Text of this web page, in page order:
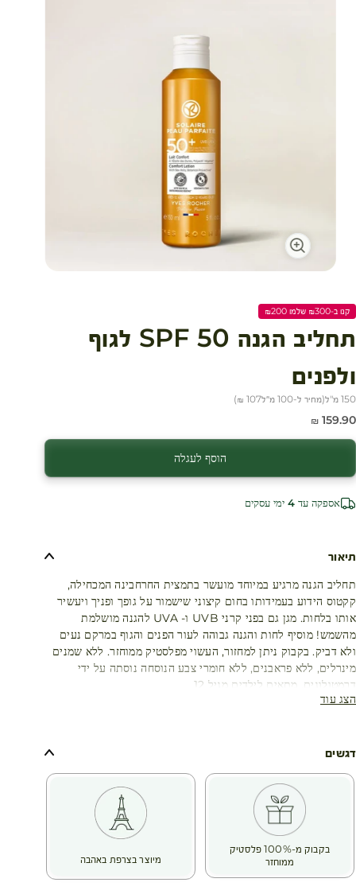
עגלת קניות
קנו ב-₪300 שלמו ₪200
תחליב הגנה SPF 50 לגוף
ולפנים
150 מ"ל (מחיר ל-100 מ״ל 107 ₪
)
מחיר מבצע
159.90 ₪
הוסף לעגלה
אספקה עד 4 ימי עסקים
תיאור
תחליב הגנה מרגיע במיוחד מועשר בתמצית החרחבינה המכחילה,
קקטוס הידוע בעמידותו בחום קיצוני שישמור על גופך ופניך ויעשיר
אותו בלחות. מגן גם בפני קרני UVB ו- UVA להגנה מושלמת
מהשמש! מוסיף לחות והגנה גבוהה לעור הפנים והגוף במרקם נעים
ולא דביק. בקבוק ניתן למחזור, העשוי מפלסטיק ממוחזר. ללא שמנים
מינרלים, ללא פראבנים, ללא חומרי צבע הנוסחה נוסתה על ידי
דרמטולוגים. מתאים לילדים מגיל 12
הצג עוד
דגשים
בקבוק מ-100% פלסטיק
ממוחזר
מיוצר בצרפת באהבה